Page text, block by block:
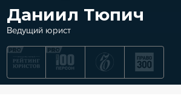
Даниил Тюпич
Ведущий юрист